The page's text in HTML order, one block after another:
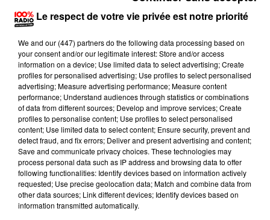
Lecture (4 min 10 sec)
100%
100% Radio les infos de l'Ariege
Le respect de votre vie privée est notre priorité
We and our (447) partnersdo the following data processing based on
your consent and/or our legitimate interest: Store and/or access
information on a device; Use limited data to select advertising; Create
profiles for personalised advertising; Use profiles to select personalised
advertising; Measure advertising performance; Measure content
performance; Understand audiences through statistics or combinations
of data from different sources; Develop and improve services; Create
profiles to personalise content; Use profiles to select personalised
content; Use limited data to select content; Ensure security, prevent and
detect fraud, and fix errors; Deliver and present advertising and content;
Save and communicate privacy choices. These technologies may
process personal data such as IP address and browsing data to offer
following functionalities: Identify devices based on information actively
requested; Use precise geolocation data; Match and combine data from
other data sources; Link different devices; Identify devices based on
information transmitted automatically.